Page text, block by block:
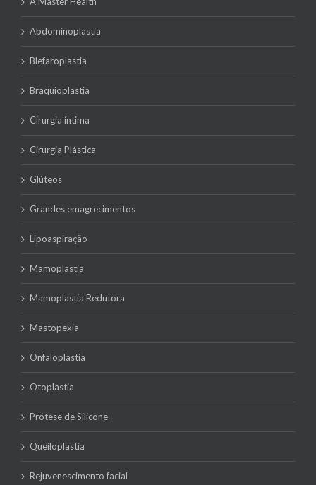
Abdominoplastia
Blefaroplastia
Braquioplastia
Cirurgia íntima
Cirurgia Plástica
Glúteos
Grandes emagrecimentos
Lipoaspiração
Mamoplastia
Mamoplastia Redutora
Mastopexia
Onfaloplastia
Otoplastia
Prótese de Silicone
Queiloplastia
Rejuvenescimento facial